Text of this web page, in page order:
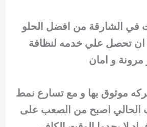
في الشارقة من افضل الحلو
ان تحصل علي خدمه لنظافة
و امان
موثوق بها و مع تسارع نمط
الحالي اصبح من الصعب على